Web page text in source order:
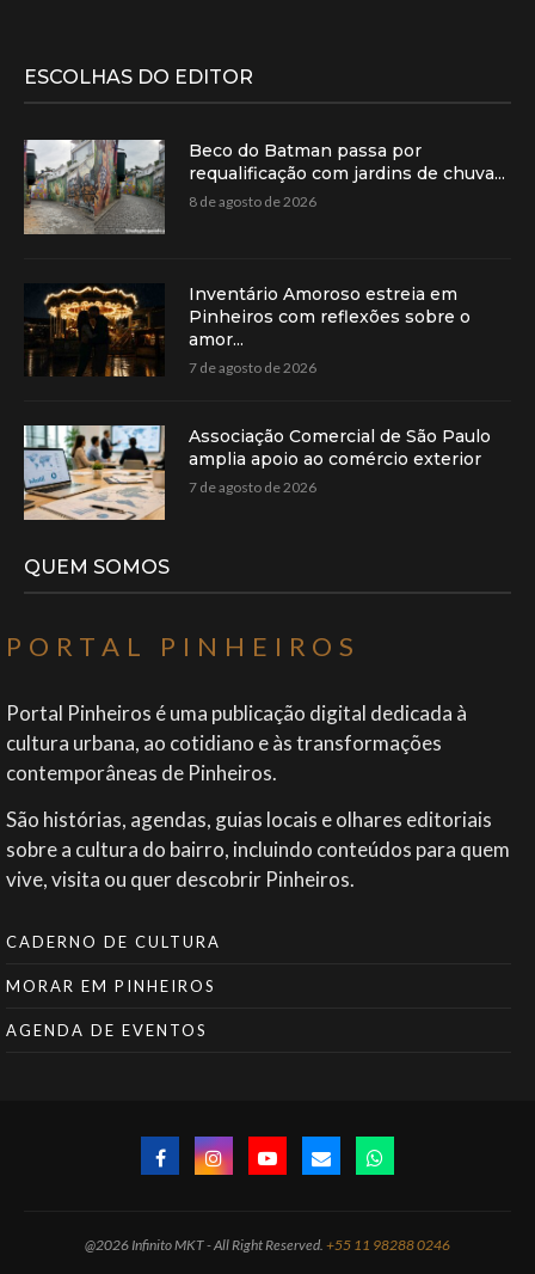
ESCOLHAS DO EDITOR
Beco do Batman passa por
requalificação com jardins de chuva...
8 de agosto de 2026
Inventário Amoroso estreia em
Pinheiros com reflexões sobre o
amor...
7 de agosto de 2026
Associação Comercial de São Paulo
amplia apoio ao comércio exterior
7 de agosto de 2026
QUEM SOMOS
PORTAL PINHEIROS
Portal Pinheiros é uma publicação digital dedicada à
cultura urbana, ao cotidiano e às transformações
contemporâneas de Pinheiros.
São histórias, agendas, guias locais e olhares editoriais
sobre a cultura do bairro, incluindo conteúdos para quem
vive, visita ou quer descobrir Pinheiros.
CADERNO DE CULTURA
MORAR EM PINHEIROS
AGENDA DE EVENTOS
@2026 Infinito MKT - All Right Reserved. +55 11 98288 0246